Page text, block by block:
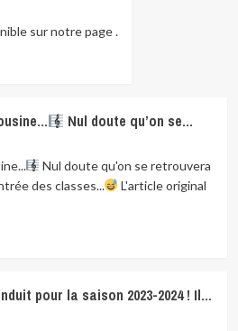
sur notre page .
Nul doute qu’on se…
Nul doute qu'on se retrouvera
des classes...
L'article original
pour la saison 2023-2024 ! Il…